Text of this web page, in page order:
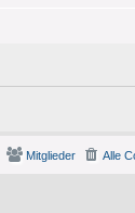
Alle
Mitglieder